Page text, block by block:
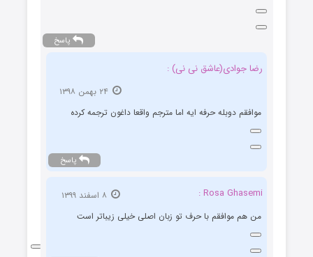
پاسخ
رضا جوادی(عاشق نی نی) :
موافقم دوبله حرفه ایه اما مترجم واقعا داغون ترجمه کرده
پاسخ
Rosa Ghasemi :
من هم موافقم با حرف تو زبان اصلی خیلی زیباتر است